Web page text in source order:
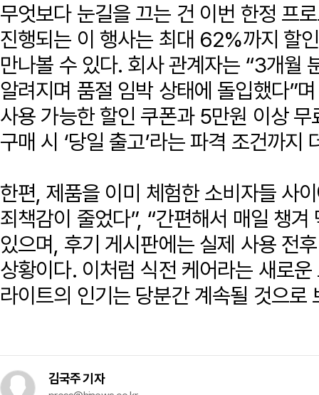
무엇보다 눈길을 끄는 건 이번 한정 프
진행되는 이 행사는 최대 62%까지 할
만나볼 수 있다. 회사 관계자는 “3개월
알려지며 품절 임박 상태에 돌입했다”
사용 가능한 할인 쿠폰과 5만원 이상
구매 시 ‘당일 출고’라는 파격 조건까지
한편, 제품을 이미 체험한 소비자들 사
죄책감이 줄었다”, “간편해서 매일 챙
있으며, 후기 게시판에는 실제 사용 전
상황이다. 이처럼 식전 케어라는 새로
라이트의 인기는 당분간 계속될 것으로
김국주 기자